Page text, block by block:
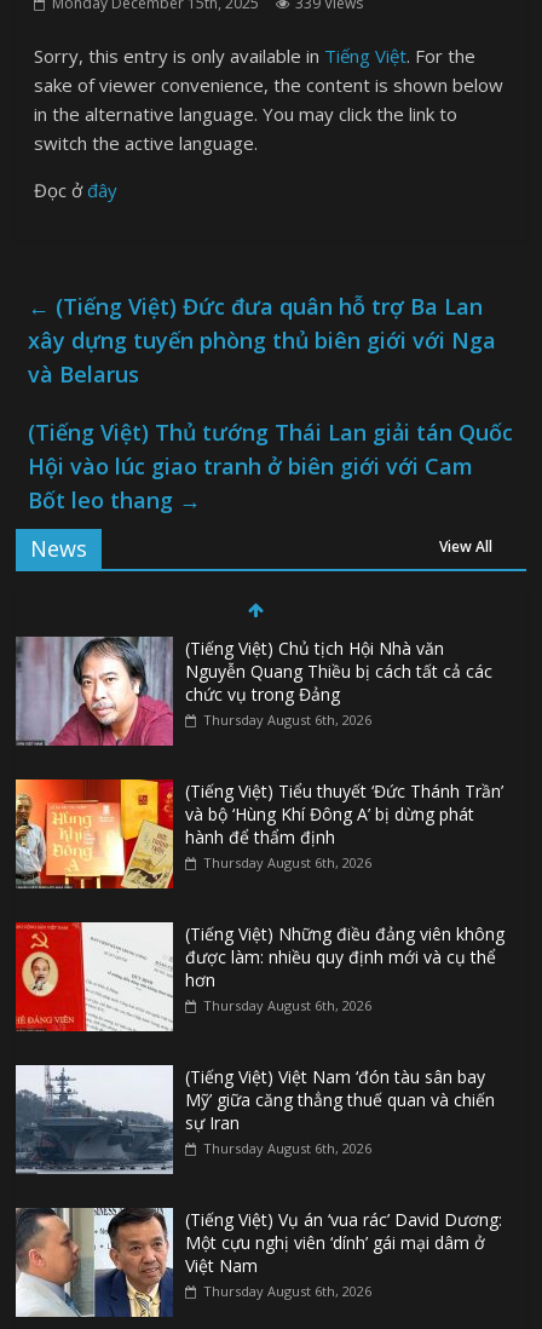
Sorry, this entry is only available in Tiếng Việt. For the
sake of viewer convenience, the content is shown below
in the alternative language. You may click the link to
switch the active language.
Đọc ởđây
← (Tiếng Việt) Đức đưa quân hỗ trợ Ba Lan
xây dựng tuyến phòng thủ biên giới với Nga
và Belarus
(Tiếng Việt) Thủ tướng Thái Lan giải tán Quốc
Hội vào lúc giao tranh ở biên giới với Cam
Bốt leo thang →
News
View All
(Tiếng Việt) Chủ tịch Hội Nhà văn
Nguyễn Quang Thiều bị cách tất cả các
chức vụ trong Đảng
Thursday August 6th, 2026
(Tiếng Việt) Tiểu thuyết ‘Đức Thánh Trần’
và bộ ‘Hùng Khí Đông A’ bị dừng phát
hành để thẩm định
Thursday August 6th, 2026
(Tiếng Việt) Những điều đảng viên không
được làm: nhiều quy định mới và cụ thể
hơn
Thursday August 6th, 2026
(Tiếng Việt) Việt Nam ‘đón tàu sân bay
Mỹ’ giữa căng thẳng thuế quan và chiến
sự Iran
Thursday August 6th, 2026
(Tiếng Việt) Vụ án ‘vua rác’ David Dương:
Một cựu nghị viên ‘dính’ gái mại dâm ở
Việt Nam
Thursday August 6th, 2026